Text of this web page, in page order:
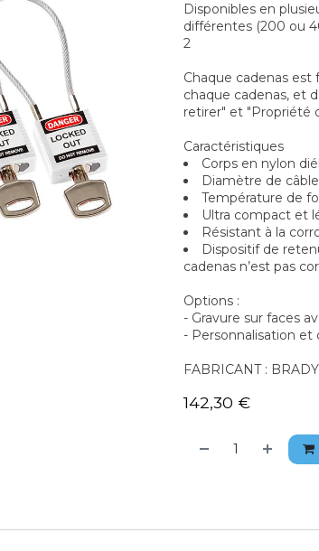
Disponibles en
différentes (200 ou
2
Chaque cadenas est
chaque cadenas, et
retirer" et "Propriété
Caractéristiques
Corps en nylon
Diamètre de
Température de
Ultra compact et
Résistant à la
Dispositif de
cadenas n’est pas
Options :
- Gravure sur faces
- Personnalisation et
FABRICANT : BRADY
142,30 €